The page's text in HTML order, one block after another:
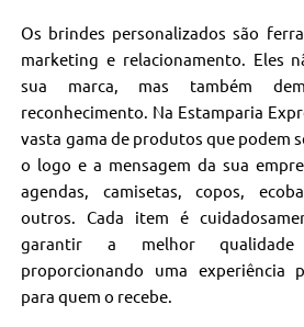
Os brindes personalizados são
marketing e relacionamento. Eles
sua marca, mas também
reconhecimento. Na Estamparia
vasta gama de produtos que podem
o logo e a mensagem da sua
agendas, camisetas, copos,
outros. Cada item é
garantir a melhor qualidade
proporcionando uma experiência
para quem o recebe.